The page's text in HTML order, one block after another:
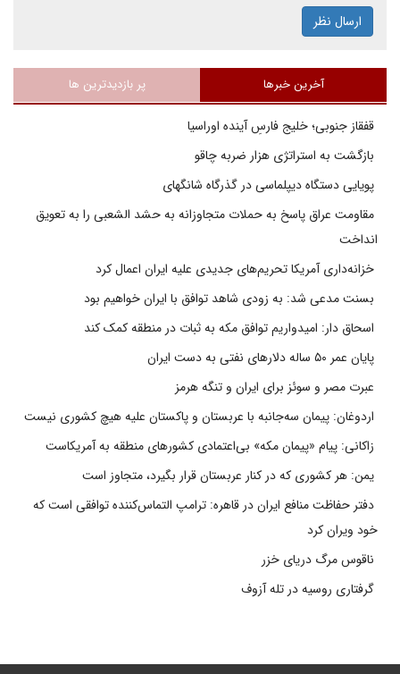
ارسال نظر
آخرین خبرها پر بازدیدترین ها
قفقاز جنوبی؛ خلیج فارسِ آینده اوراسیا
بازگشت به استراتژی هزار ضربه چاقو
پویایی دستگاه دیپلماسی در گذرگاه شانگهای
مقاومت عراق پاسخ به حملات متجاوزانه به حشد الشعبی را به تعویق
انداخت
خزانه‌داری آمریکا تحریم‌های جدیدی علیه ایران اعمال کرد
بسنت مدعی شد: به زودی شاهد توافق با ایران خواهیم بود
اسحاق دار: امیدواریم توافق مکه به ثبات در منطقه کمک کند
پایان عمر ۵۰ ساله دلارهای نفتی به دست ایران
عبرت مصر و سوئز برای ایران و تنگه هرمز
اردوغان: پیمان سه‌جانبه با عربستان و پاکستان علیه هیچ کشوری نیست
زاکانی: پیام «پیمان مکه» بی‌اعتمادی کشورهای منطقه به آمریکاست
یمن: هر کشوری که در کنار عربستان قرار بگیرد، متجاوز است
دفتر حفاظت منافع ایران در قاهره: ترامپ التماس‌کننده توافقی است که
خود ویران کرد
ناقوس مرگ دریای خزر
گرفتاری روسیه در تله آزوف